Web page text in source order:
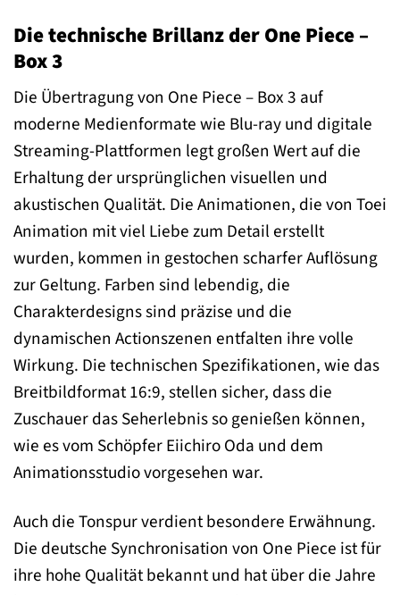
Die technische Brillanz der One Piece –
Box 3
Die Übertragung von One Piece – Box 3 auf
moderne Medienformate wie Blu-ray und digitale
Streaming-Plattformen legt großen Wert auf die
Erhaltung der ursprünglichen visuellen und
akustischen Qualität. Die Animationen, die von Toei
Animation mit viel Liebe zum Detail erstellt
wurden, kommen in gestochen scharfer Auflösung
zur Geltung. Farben sind lebendig, die
Charakterdesigns sind präzise und die
dynamischen Actionszenen entfalten ihre volle
Wirkung. Die technischen Spezifikationen, wie das
Breitbildformat 16:9, stellen sicher, dass die
Zuschauer das Seherlebnis so genießen können,
wie es vom Schöpfer Eiichiro Oda und dem
Animationsstudio vorgesehen war.
Auch die Tonspur verdient besondere Erwähnung.
Die deutsche Synchronisation von One Piece ist für
ihre hohe Qualität bekannt und hat über die Jahre